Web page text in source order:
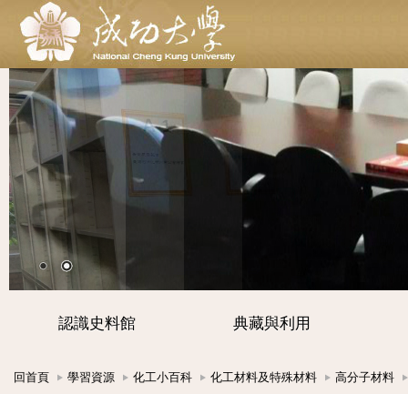
認識史料館 典藏與利用
回首頁 學習資源 化工小百科 化工材料及特殊材料 高分子材料